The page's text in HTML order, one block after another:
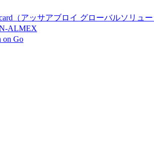
（アッサアブロイ グローバルソリュ
ALMEX
on Go